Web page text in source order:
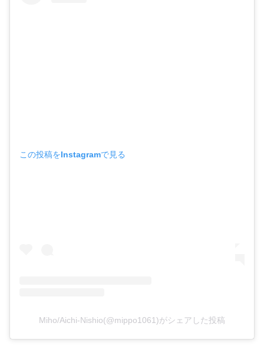
この投稿をInstagramで見る
Miho/Aichi-Nishio(@mippo1061)がシェアした投稿